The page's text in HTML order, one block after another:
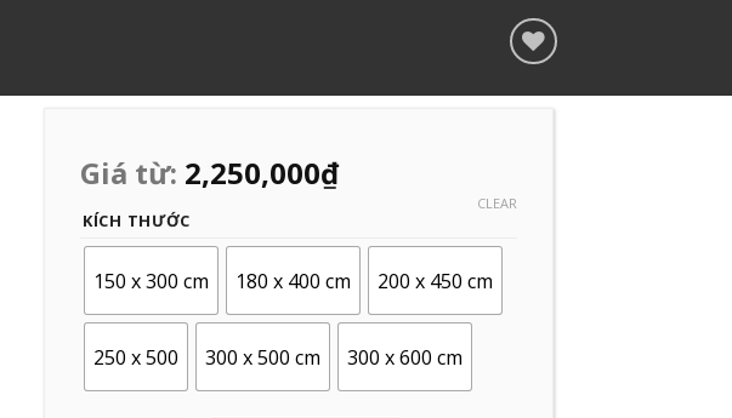
Giá từ: 2,250,000₫
KÍCH THƯỚC
150 x 300 cm 180 x 400 cm 200 x 450 cm
250 x 500 300 x 500 cm 300 x 600 cm
CLEAR